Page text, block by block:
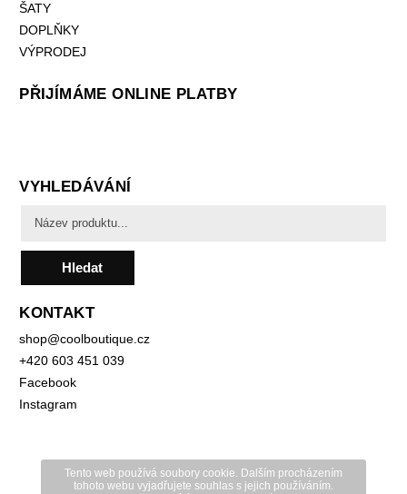
Tento web používá soubory cookie. Dalším procházením
tohoto webu vyjadřujete souhlas s jejich používáním.
ŠATY
DOPLŇKY
VÝPRODEJ
PŘIJÍMÁME ONLINE PLATBY
VYHLEDÁVÁNÍ
Hledat
KONTAKT
shop@coolboutique.cz
+420 603 451 039
Facebook
Instagram